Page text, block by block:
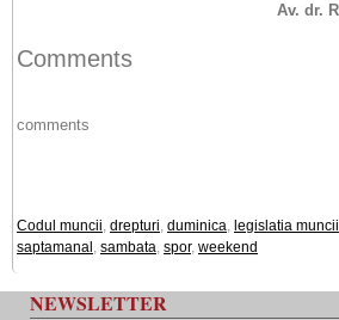
Av.
Comments
comments
Codul muncii, drepturi, duminica, legislatia muncii
saptamanal , sambata, spor, weekend
NEWSLETTER